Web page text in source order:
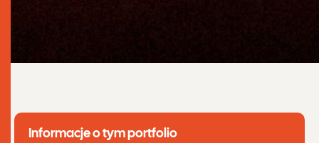
Informacje o tym portfolio